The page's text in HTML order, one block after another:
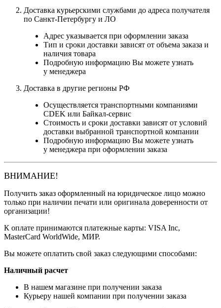
Доставка курьерскими службами до адреса получателя
по Санкт-Петербургу и ЛО
Адрес указывается при оформлении заказа
Тип и сроки доставки зависят от объема заказа и
наличия товара
Подробную информацию Вы можете узнать
у менеджера
Доставка в другие регионы РФ
Осуществляется транспортными компаниями
CDEK или Байкал-сервис
Стоимость и сроки доставки зависят от условий
доставки выбранной транспортной компании
Подробную информацию Вы можете узнать
у менеджера при оформлении заказа
ВНИМАНИЕ!
Получить заказ оформленный на юридическое лицо можно
только при наличии печати или оригинала доверенности от
организации!
К оплате принимаются платежные карты: VISA Inc,
MasterCard WorldWide, МИР.
Вы можете оплатить свой заказ следующими способами:
Наличный расчет
В нашем магазине при получении заказа
Курьеру нашей компании при получении заказа